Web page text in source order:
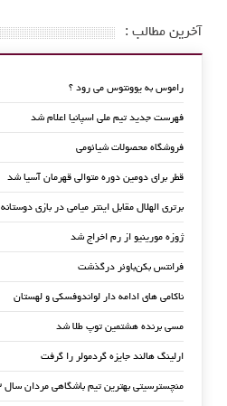
آخرین مطالب :
راموس به یوونتوس می رود ؟
فهرست جدید تیم ملی اسپانیا اعلام شد
فروشگاه محصولات شیائومی
قطر برای دومین دوره متوالی قهرمان آسیا شد
برتری الهلال مقابل اینتر میامی در بازی دوستانه
ژوزه مورینیو از رم اخراج شد
فرانتس بکن‌باوئر درگذشت
ناکامی های ادامه دار لواندوفسکی و لهستان
مسی برنده هشتمین توپ طلا شد
ارلینگ هالند جایزه گردمولر را گرفت
منچسترسیتی بهترین تیم باشگاهی مردان سال ۲۰۲۳ شد